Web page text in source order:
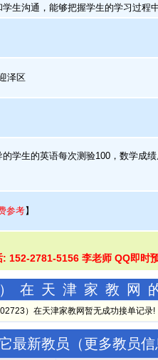
生沟通，能够把握学生的学习过程
泽区
学生的英语每次测验100，数学成
参考】
: 152-2781-5156 李老师 QQ即时
天津家教网
）在天津家教网暂无成功接单记录!
最新教员（更多教员信